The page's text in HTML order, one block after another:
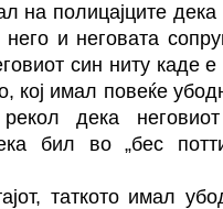
на полицајците дека
него и неговата
син ниту каде е
кој имал повеќе
дека
бил во „бес
таткото имал